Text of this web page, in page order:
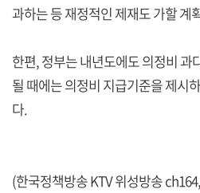
과하는 등 재정적인 제재도 가할 계
한편, 정부는 내년도에도 의정비 과
될 때에는 의정비 지급기준을 제시
다.
(한국정책방송 KTV 위성방송